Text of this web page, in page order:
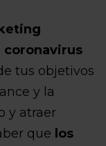
tus objetivos
y la
y atraer
que los